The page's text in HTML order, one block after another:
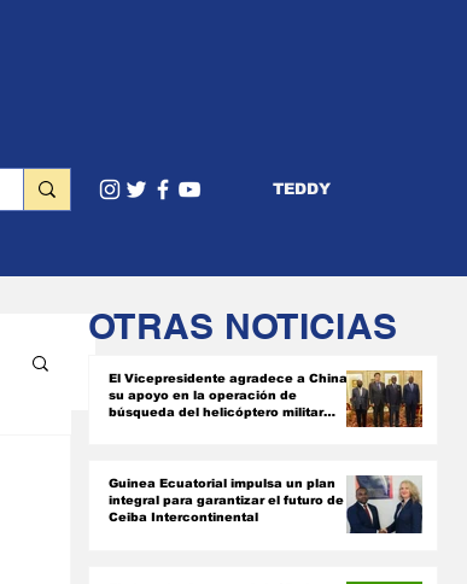
TEDDY
OTRAS NOTICIAS
El Vicepresidente agradece a China
su apoyo en la operación de
búsqueda del helicóptero militar
Guinea Ecuatorial impulsa un plan
integral para garantizar el futuro de
Ceiba Intercontinental